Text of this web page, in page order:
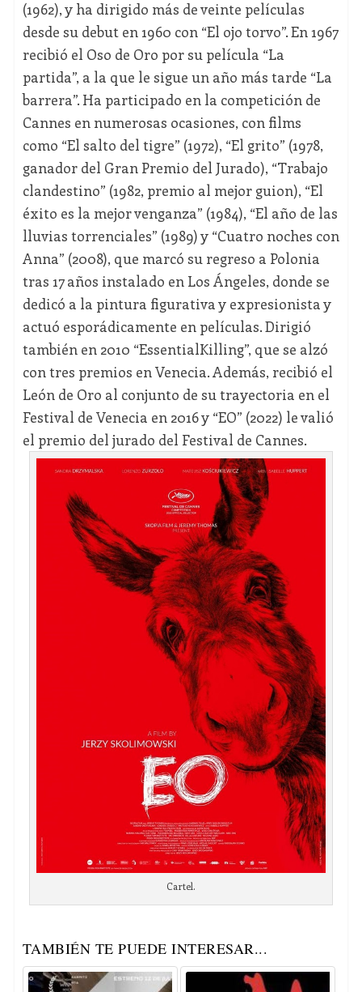
(1962), y ha dirigido más de veinte películas
desde su debut en 1960 con “El ojo torvo”. En 1967
recibió el Oso de Oro por su película “La
partida”, a la que le sigue un año más tarde “La
barrera”. Ha participado en la competición de
Cannes en numerosas ocasiones, con films
como “El salto del tigre” (1972), “El grito” (1978,
ganador del Gran Premio del Jurado), “Trabajo
clandestino” (1982, premio al mejor guion), “El
éxito es la mejor venganza” (1984), “El año de las
lluvias torrenciales” (1989) y “Cuatro noches con
Anna” (2008), que marcó su regreso a Polonia
tras 17 años instalado en Los Ángeles, donde se
dedicó a la pintura figurativa y expresionista y
actuó esporádicamente en películas. Dirigió
también en 2010 “EssentialKilling”, que se alzó
con tres premios en Venecia. Además, recibió el
León de Oro al conjunto de su trayectoria en el
Festival de Venecia en 2016 y “EO” (2022) le valió
el premio del jurado del Festival de Cannes.
Cartel.
TAMBIÉN TE PUEDE INTERESAR...